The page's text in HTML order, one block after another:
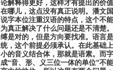
论解释得更好，这样才有提出的价
在哪儿，这点没有真正说明。潘文
说字本位注重汉语的特点，这个不
为真正解决了什么问题还是不清楚
缚是对的，但是方向要找准。语言
统，这个前提必须承认。在此基础
小的音义结合体，那就是语素。而
成“音、形、义三位一体的单位”不